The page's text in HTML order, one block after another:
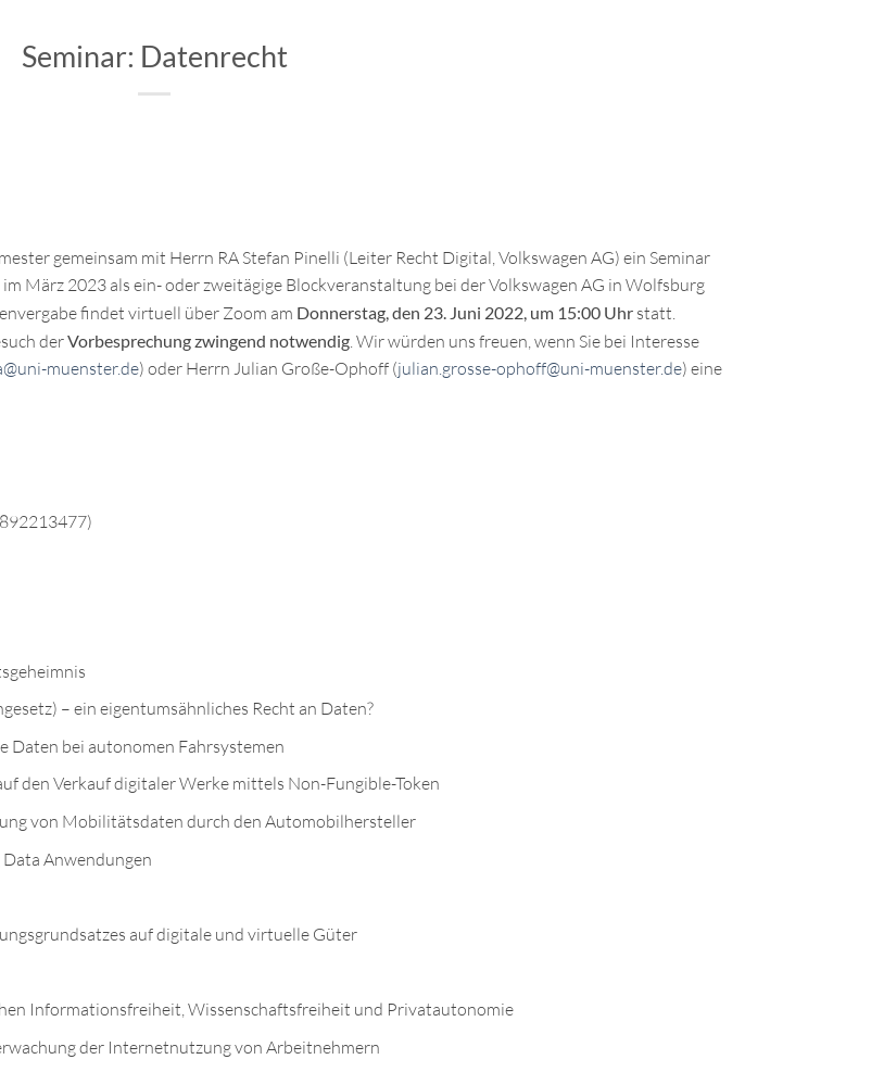
Seminar: Datenrecht
gemeinsam mit Herrn RA Stefan Pinelli (Leiter Recht Digital, Volkswagen AG) ein Seminar
März 2023 als ein- oder zweitägige Blockveranstaltung bei der Volkswagen AG in Wolfsburg
findet virtuell über Zoom am Donnerstag, den 23. Juni 2022, um 15:00 Uhrstatt.
derVorbesprechung zwingend notwendig. Wir würden uns freuen, wenn Sie bei Interesse
muenster.de) oder Herrn Julian Große-Ophoff (julian.grosse-ophoff@uni-muenster.de) eine
– ein eigentumsähnliches Recht an Daten?
bei autonomen Fahrsystemen
den Verkauf digitaler Werke mittels Non-Fungible-Token
von Mobilitätsdaten durch den Automobilhersteller
Anwendungen
auf digitale und virtuelle Güter
Informationsfreiheit, Wissenschaftsfreiheit und Privatautonomie
der Internetnutzung von Arbeitnehmern